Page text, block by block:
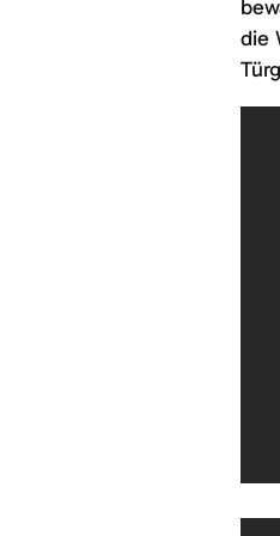
die